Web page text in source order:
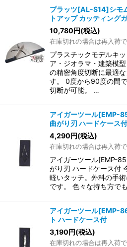
プラッツ[AL-S14]シモ
トアップ カッティング
10,780円(税込)
在庫切れの場合は再入荷
プラスチックモデルキ
ア・ジオラマ・建築模
の精密角度切断に最適
す。 0度から90度の間
切断が可能。 …
アイガーツール[EMP-
曲がり刃 ハードケース付
4,290円(税込)
在庫切れの場合は再入荷
アイガーツール[EMP-
がり刃 ハードケース付
軽いタッチ。外科の手
です。 色々な持ち方で
アイガーツール[EMP-
ト ハードケース付
3,190円(税込)
在庫切れの場合は再入荷